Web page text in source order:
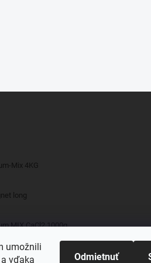
umožnili
vďaka
Odmietnuť
Mix 4KG
long
MIX CaCl2 1000g